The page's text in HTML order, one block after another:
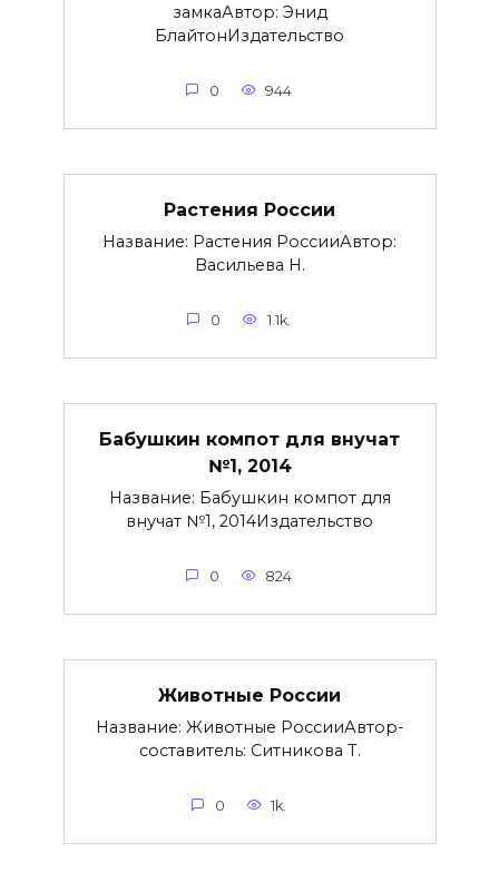
замкаАвтор: Энид
БлайтонИздательство
0 944
Растения России
Название: Растения РоссииАвтор:
Васильева Н.
0 1.1k.
Бабушкин компот для внучат
№1, 2014
Название: Бабушкин компот для
внучат №1, 2014Издательство
0 824
Животные России
Название: Животные РоссииАвтор-
составитель: Ситникова Т.
0 1k.